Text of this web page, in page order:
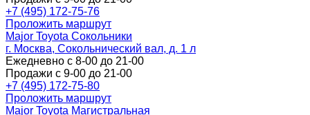
+7 (495) 172-75-76
Проложить маршрут
Major Toyota Сокольники
г. Москва, Сокольнический вал, д. 1 л
Ежедневно с 8-00 до 21-00
Продажи с 9-00 до 21-00
+7 (495) 172-75-80
Проложить маршрут
Major Toyota Магистральная